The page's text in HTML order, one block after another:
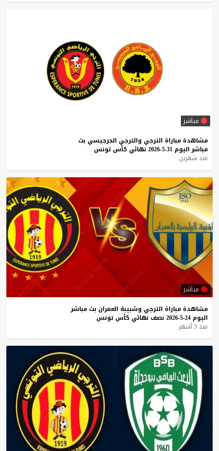
مباشر
مشاهدة مباراة الترجي والترجي الجرجيسي بث
مباشر اليوم 31-5-2026 نهائي كأس تونس
منذ شهرين
مباشر
مشاهدة مباراة الترجي وشبيبة العمران بث مباشر
اليوم 24-5-2026 نصف نهائي كأس تونس
منذ 3 أشهر